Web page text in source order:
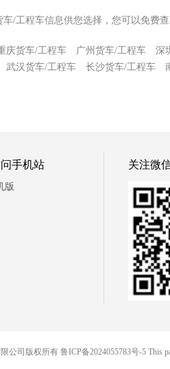
/工程车信息供您选择，您可以免费查
庆货车/工程车 广州货车/工程车 深
武汉货车/工程车 长沙货车/工程车
手机站 关注微
公司版权所有 鲁ICP备2024055783号-5 This